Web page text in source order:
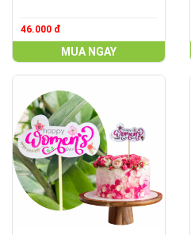
46.000 đ
MUA NGAY